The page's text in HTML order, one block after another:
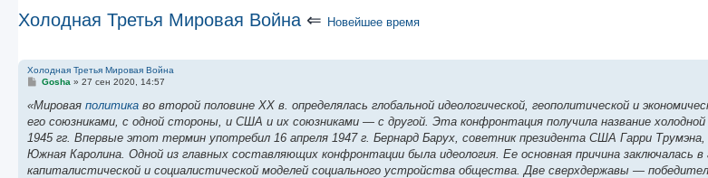
Холодная Третья Мировая Война ⇐ Новейшее время
Холодная Третья Мировая Война
С
о
щ
е
и
е
Gosha » 27 сен 2020, 14:57
«Мировая политика во второй половине XX в. определялась глобальной идеологической, геополитической и
его союзниками, с одной стороны, и США и их союзниками — с другой. Эта конфронтация получила название
1945 гг. Впервые этот термин употребил 16 апреля 1947 г. Бернард Барух, советник президента США Гарри
Южная Каролина. Одной из главных составляющих конфронтации была идеология. Ее основная причина заключалась в
капиталистической и социалистической моделей социального устройства общества. Две сверхдержавы —